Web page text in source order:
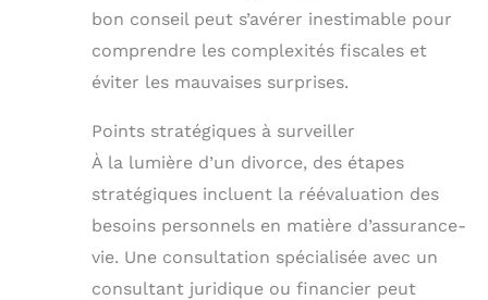
bon conseil peut s’avérer inestimable pour
comprendre les complexités fiscales et
éviter les mauvaises surprises.
Points stratégiques à surveiller
À la lumière d’un divorce, des étapes
stratégiques incluent la réévaluation des
besoins personnels en matière d’assurance-
vie. Une consultation spécialisée avec un
consultant juridique ou financier peut